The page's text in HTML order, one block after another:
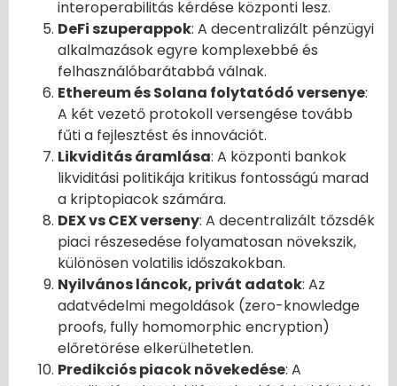
interoperabilitás kérdése központi lesz.
DeFi szuperappok: A decentralizált pénzügyi
alkalmazások egyre komplexebbé és
felhasználóbarátabbá válnak.
Ethereum és Solana folytatódó versenye:
A két vezető protokoll versengése tovább
fűti a fejlesztést és innovációt.
Likviditás áramlása: A központi bankok
likviditási politikája kritikus fontosságú marad
a kriptopiacok számára.
DEX vs CEX verseny: A decentralizált tőzsdék
piaci részesedése folyamatosan növekszik,
különösen volatilis időszakokban.
Nyilvános láncok, privát adatok: Az
adatvédelmi megoldások (zero-knowledge
proofs, fully homomorphic encryption)
előretörése elkerülhetetlen.
Predikciós piacok növekedése: A